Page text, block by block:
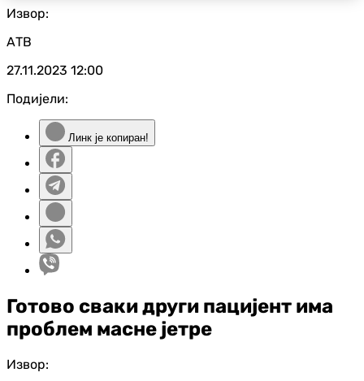
Извор:
АТВ
27.11.2023 12:00
Подијели:
Линк је копиран!
Готово сваки други пацијент има
проблем масне јетре
Извор: